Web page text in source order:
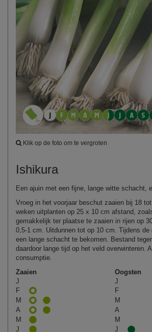
Klik op de foto om te vergroten
Ishikura
Een ajuin met een fijne, lange witte schacht,
Vroeg in het voorjaar beschut zaaien bij 18 tot
weken uitplanten op 25 x 10 cm afstand,
gemakkelijk ter plaatse te zaaien in rijen op
0,5‑1 cm. Uitdunnen tot op 10 cm. Tijdens de
een lange schacht te bekomen. Bestand
daardoor lange tijd op het veld overwinteren.
consumptie.
Zaaien
Oogsten
J
J
F
F
M
M
A
A
M
M
J
J